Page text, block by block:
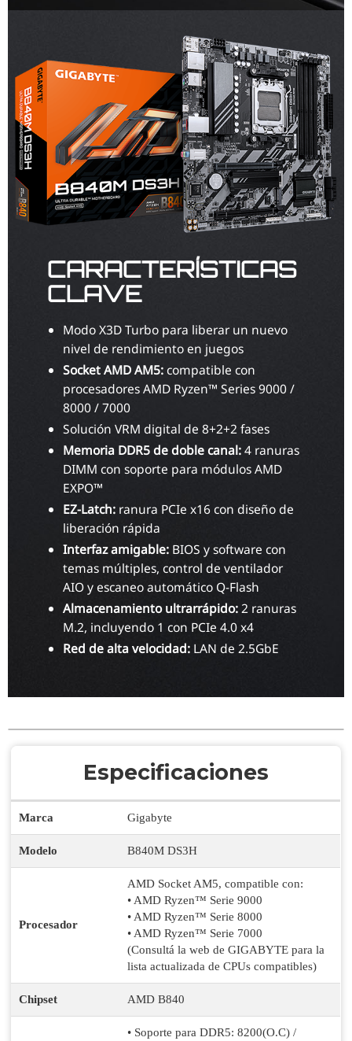
CARACTERÍSTICAS
CLAVE
Modo X3D Turbo para liberar un nuevo
nivel de rendimiento en juegos
Socket AMD AM5:compatible con
procesadores AMD Ryzen™ Series 9000 /
8000 / 7000
Solución VRM digital de 8+2+2 fases
Memoria DDR5 de doble canal:4 ranuras
DIMM con soporte para módulos AMD
EXPO™
EZ-Latch:ranura PCIe x16 con diseño de
liberación rápida
Interfaz amigable:BIOS y software con
temas múltiples, control de ventilador
AIO y escaneo automático Q-Flash
Almacenamiento ultrarrápido:2 ranuras
M.2, incluyendo 1 con PCIe 4.0 x4
Red de alta velocidad:LAN de 2.5GbE
Especificaciones
Marca Gigabyte
Modelo B840M DS3H
Procesador
AMD Socket AM5, compatible con:
• AMD Ryzen™ Serie 9000
• AMD Ryzen™ Serie 8000
• AMD Ryzen™ Serie 7000
(Consultá la web de GIGABYTE para la
lista actualizada de CPUs compatibles)
Chipset AMD B840
• Soporte para DDR5: 8200(O.C) /